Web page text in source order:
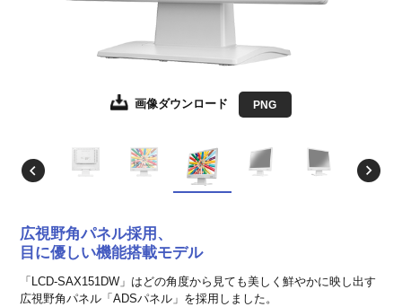
画像ダウンロード PNG
画像ダウンロード JPEG EPS形式
画像ダウンロード JPEG EPS形式
画像ダウンロード JPEG EPS形式
画像ダウンロード JPEG EPS形式
画像ダウンロード JPEG EPS形式
広視野角パネル採用、
目に優しい機能搭載モデル
「LCD-SAX151DW」はどの角度から見ても美しく鮮やかに映し出す
広視野角パネル「ADSパネル」を採用しました。